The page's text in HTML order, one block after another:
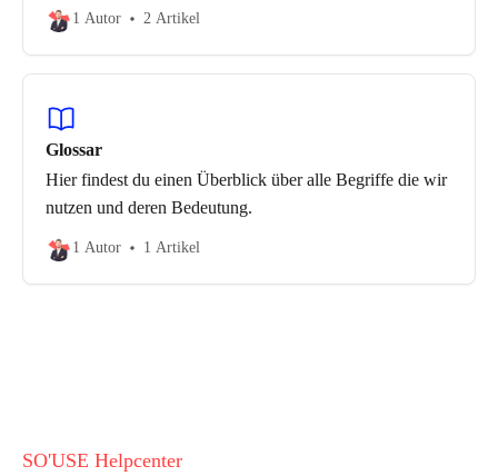
1 Autor 2 Artikel
Glossar
Hier findest du einen Überblick über alle Begriffe die wir
nutzen und deren Bedeutung.
1 Autor 1 Artikel
SO'USE Helpcenter